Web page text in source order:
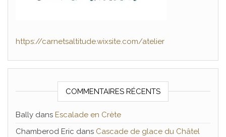
https://carnetsaltitude.wixsite.com/atelier
COMMENTAIRES RÉCENTS
Bally dans Escalade en Crète
Chamberod Eric dans Cascade de glace du Châtel